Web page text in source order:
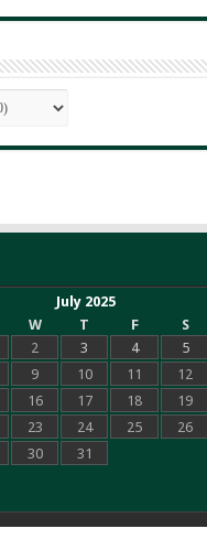
July 2025
W T F S
2 3 4 5
9 10 11 12
16 17 18 19
23 24 25 26
30
31